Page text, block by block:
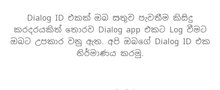
Dialog ID එකක් ඔබ සතුව පැවතීම කිසිදු
කරදරයකිත් තොරව Dialog app එකට Log වීමට
ඔබට උපකාර වනු ඇත. අපි ඔබගේ Dialog ID එක
නිර්මාණය කරමු.